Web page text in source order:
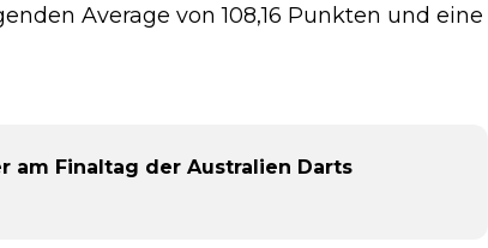
Average von 108,16 Punkten und eine
am Finaltag der Australien Darts